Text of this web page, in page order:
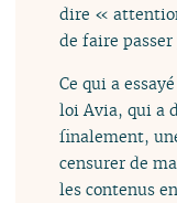
dire «
de faire
Ce qui a
loi Avia, qui a
finalement,
censurer de
les contenus